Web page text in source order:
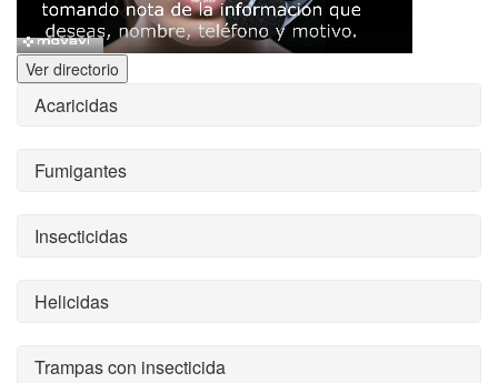
Ver directorio
Acaricidas
Fumigantes
Insecticidas
Helicidas
Trampas con insecticida